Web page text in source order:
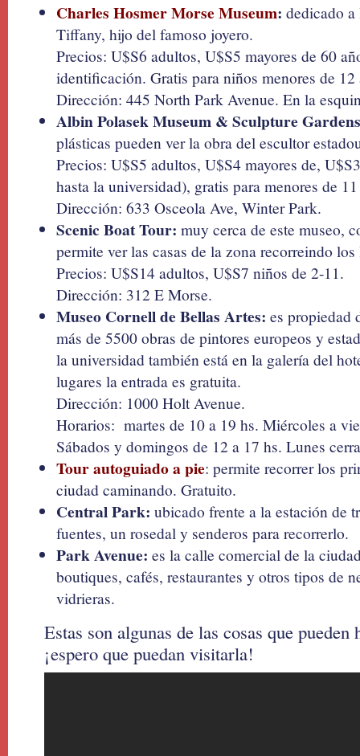
Charles Hosmer Morse Museum: dedicado
Tiffany, hijo del famoso joyero.
Precios: U$S6 adultos, U$S5 mayores de 60
identificación. Gratis para niños menores de 12
Dirección: 445 North Park Avenue. En la
Albin Polasek Museum & Sculpture
plásticas pueden ver la obra del escultor
Precios: U$S5 adultos, U$S4 mayores de,
hasta la universidad), gratis para menores de
Dirección: 633 Osceola Ave, Winter Park.
Scenic Boat Tour: muy cerca de este museo,
permite ver las casas de la zona recorreindo
Precios: U$S14 adultos, U$S7 niños de 2-11.
Dirección: 312 E Morse.
Museo Cornell de Bellas Artes: es propiedad
más de 5500 obras de pintores europeos y
la universidad también está en la galería del
lugares la entrada es gratuita.
Dirección: 1000 Holt Avenue.
Horarios: martes de 10 a 19 hs. Miércoles a
Sábados y domingos de 12 a 17 hs. Lunes
Tour autoguiado a pie: permite recorrer los
ciudad caminando. Gratuito.
Central Park: ubicado frente a la estación de
fuentes, un rosedal y senderos para recorrerlo.
Park Avenue: es la calle comercial de la
boutiques, cafés, restaurantes y otros tipos de
vidrieras.
Estas son algunas de las cosas que pueden
¡espero que puedan visitarla!